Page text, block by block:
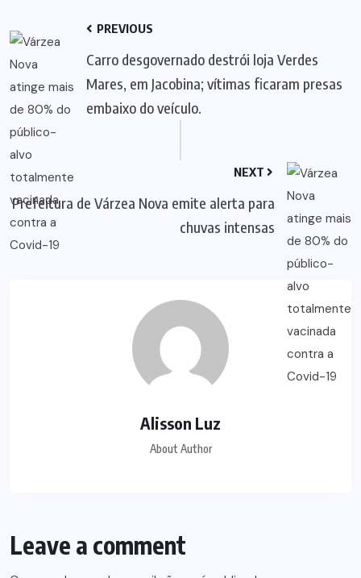
PREVIOUS
Carro desgovernado destrói loja Verdes
Mares, em Jacobina; vítimas ficaram presas
embaixo do veículo.
NEXT
Prefeitura de Várzea Nova emite alerta para
chuvas intensas
Alisson Luz
About Author
Leave a comment